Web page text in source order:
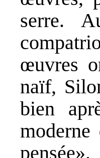
serre.
œuvres
naïf,
bien